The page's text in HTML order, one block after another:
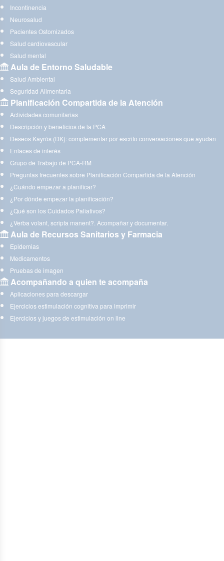
Incontinencia
Neurosalud
Pacientes Ostomizados
Salud cardiovascular
Salud mental
Aula de Entorno Saludable
Salud Ambiental
Seguridad Alimentaria
Planificación Compartida de la Atención
Actividades comunitarias
Descripción y beneficios de la PCA
Deseos Kayrós (DK): complementar por escrito conversaciones que ayudan
Enlaces de interés
Grupo de Trabajo de PCA-RM
Preguntas frecuentes sobre Planificación Compartida de la Atención
¿Cuándo empezar a planificar?
¿Por dónde empezar la planificación?
¿Qué son los Cuidados Paliativos?
¿Verba volant, scripta manent?. Acompañar y documentar.
Aula de Recursos Sanitarios y Farmacia
Epidemias
Medicamentos
Pruebas de imagen
Acompañando a quien te acompaña
Aplicaciones para descargar
Ejercicios estimulación cognitiva para imprimir
Ejercicios y juegos de estimulación on line